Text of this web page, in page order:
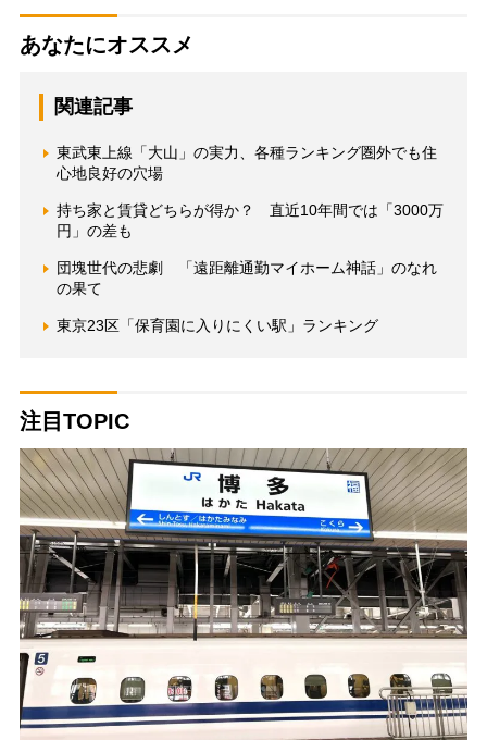
あなたにオススメ
関連記事
東武東上線「大山」の実力、各種ランキング圏外でも住
心地良好の穴場
持ち家と賃貸どちらが得か？ 直近10年間では「3000万
円」の差も
団塊世代の悲劇 「遠距離通勤マイホーム神話」のなれ
の果て
東京23区「保育園に入りにくい駅」ランキング
注目TOPIC